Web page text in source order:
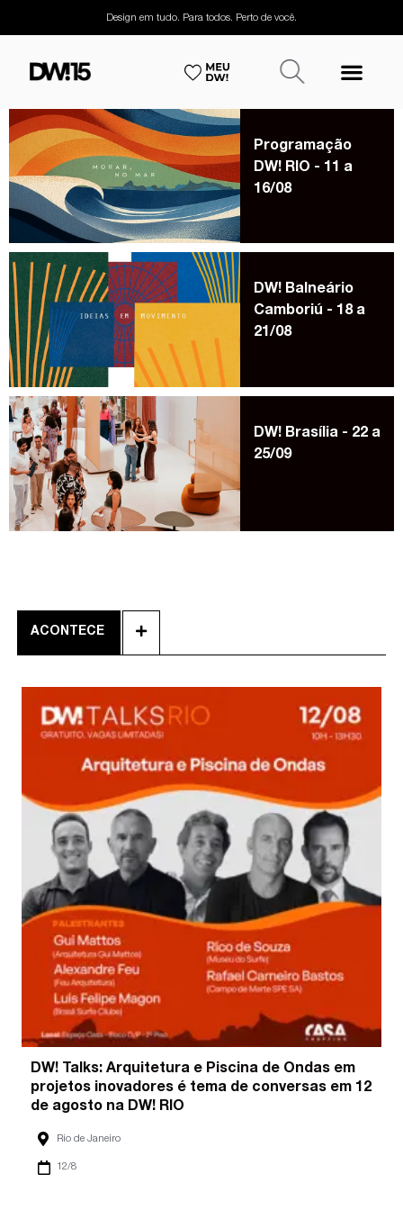
Design em tudo. Para todos. Perto de você.
Programação
DW! RIO - 11 a
16/08
DW! Balneário
Camboriú - 18 a
21/08
DW! Brasília - 22 a
25/09
ACONTECE
DW! Talks: Arquitetura e Piscina de Ondas em
projetos inovadores é tema de conversas em 12
de agosto na DW! RIO
Rio de Janeiro
12/8